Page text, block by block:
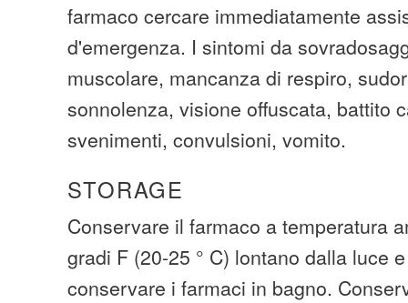
farmaco cercare immediatamente
d'emergenza. I sintomi da
muscolare, mancanza di respiro,
sonnolenza, visione offuscata, battito
svenimenti, convulsioni, vomito.
STORAGE
Conservare il farmaco a temperatura
gradi F (20-25 ° C) lontano dalla luce
conservare i farmaci in bagno.